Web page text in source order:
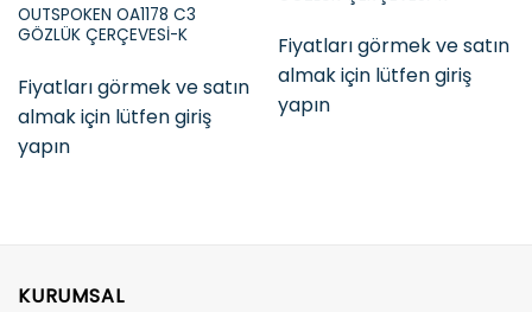
OUTSPOKEN OA1178 C3
GÖZLÜK ÇERÇEVESİ-K
Fiyatları görmek ve satın
almak için lütfen giriş
yapın
Fiyatları görmek ve satın
almak için lütfen giriş
yapın
KURUMSAL